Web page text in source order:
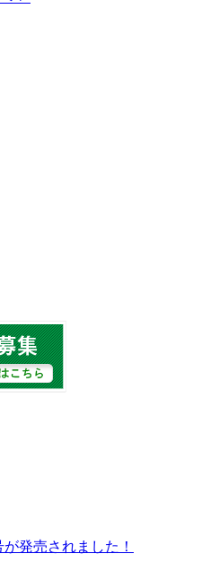
発売されました！